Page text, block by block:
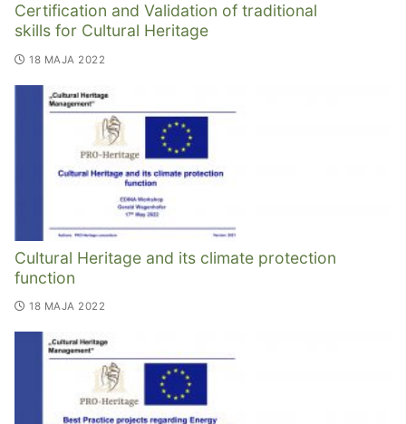
Certification and Validation of traditional
skills for Cultural Heritage
18 MAJA 2022
Cultural Heritage and its climate protection
function
18 MAJA 2022